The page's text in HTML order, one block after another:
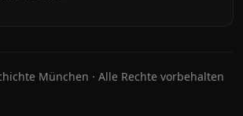
München · Alle Rechte vorbehalten